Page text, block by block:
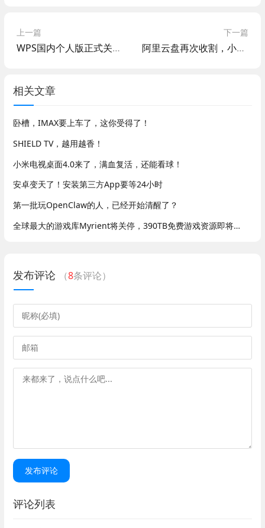
上一篇
WPS国内个人版正式关闭第三方商业广告
下一篇
阿里云盘再次收割，小白TV等受影响，限制第三方播放器和WebDAV…
相关文章
卧槽，IMAX要上车了，这你受得了！
SHIELD TV，越用越香！
小米电视桌面4.0来了，满血复活，还能看球！
安卓变天了！安装第三方App要等24小时
第一批玩OpenClaw的人，已经开始清醒了？
全球最大的游戏库Myrient将关停，390TB免费游戏资源即将消失
发布评论 （8条评论）
发布评论
评论列表